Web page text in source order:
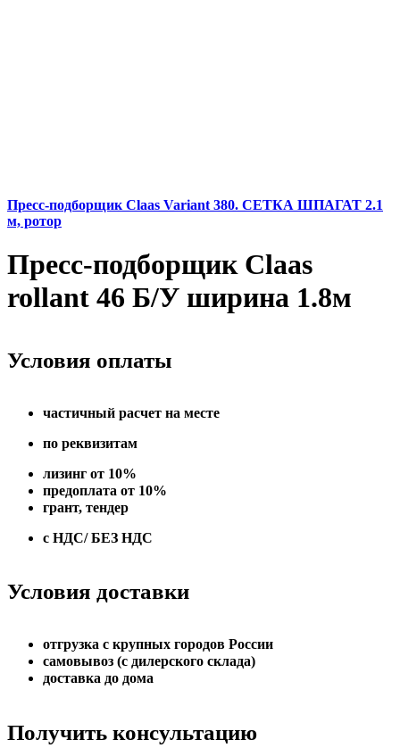
Пресс-подборщик Claas Variant 380. СЕТКА ШПАГАТ 2.1
м, ротор
Пресс-подборщик Claas
rollant 46 Б/У ширина 1.8м
Условия оплаты
частичный расчет на месте
по реквизитам
лизинг от 10%
предоплата от 10%
грант, тендер
с НДС/ БЕЗ НДС
Условия доставки
отгрузка с крупных городов России
самовывоз (с дилерского склада)
доставка до дома
Получить консультацию